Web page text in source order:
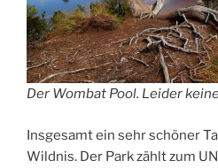
Der Wombat Pool. Leider
Insgesamt ein sehr schöner
Wildnis. Der Park zählt zum